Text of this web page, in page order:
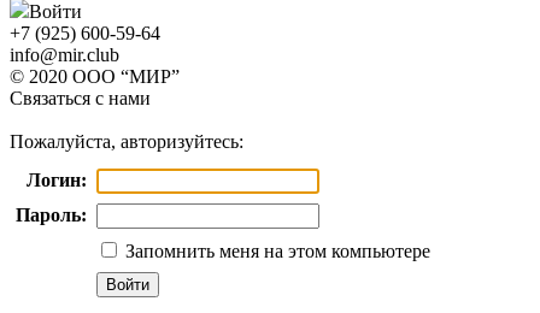
Войти
+7 (925) 600-59-64
info@mir.club
© 2020 ООО “МИР”
Связаться с нами
Пожалуйста, авторизуйтесь:
Логин:
Пароль:
Запомнить меня на этом компьютере